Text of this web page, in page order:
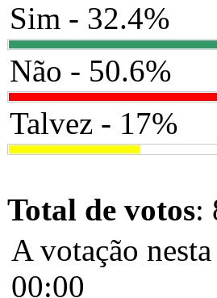
Sim - 32.4%
Não - 50.6%
Talvez - 17%
Total de votos:
A votação
00:00